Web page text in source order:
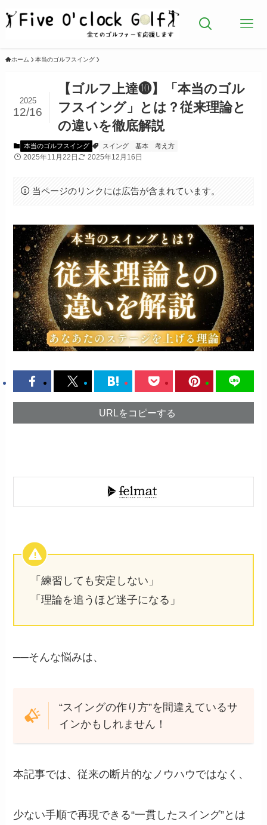
ホーム 本当のゴルフスイング
【ゴルフ上達❿】「本当のゴル
フスイング」とは？従来理論と
の違いを徹底解説
2025
12/16
本当のゴルフスイング スイング 基本 考え方
2025年11月22日 2025年12月16日
当ページのリンクには広告が含まれています。
URLをコピーする
「練習しても安定しない」
「理論を追うほど迷子になる」
──そんな悩みは、
“スイングの作り方”を間違えているサ
インかもしれません！
本記事では、従来の断片的なノウハウではなく、
少ない手順で再現できる“一貫したスイング”とは